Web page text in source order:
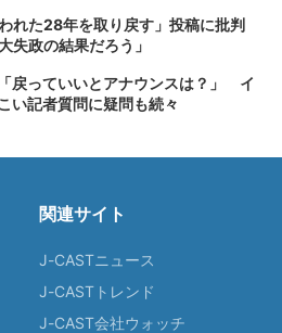
れた28年を取り戻す」投稿に批判
失政の結果だろう」
戻っていいとアナウンスは？」 イ
い記者質問に疑問も続々
関連サイト
J-CASTニュース
J-CASTトレンド
J-CAST会社ウォッチ